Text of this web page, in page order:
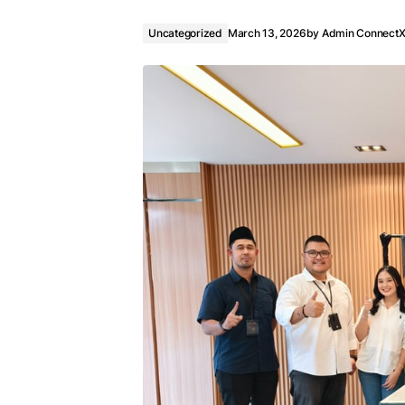
Uncategorized March 13, 2026by Admin ConnectX